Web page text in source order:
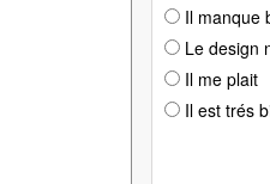
Il manque
Le design
Il me plait
Il est trés